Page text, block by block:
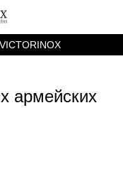
армейских